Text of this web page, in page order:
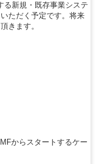
る新規・既存事業システ
ただく予定です。将来
きます。
からスタートするケー